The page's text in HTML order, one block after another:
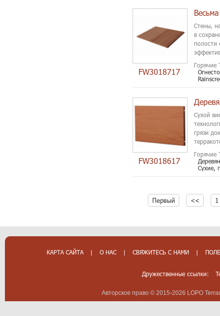
FW3018717
Стены,
в
полости
Горячие
FW3018617
Сухой
грязи
Горячие
Сухие,
Первый << 1
КАРТА САЙТА | О НАС | СВЯЖИТЕСЬ С НАМИ |
Дружественные ссылки:
Авторское право © 2015-2026 LOPO